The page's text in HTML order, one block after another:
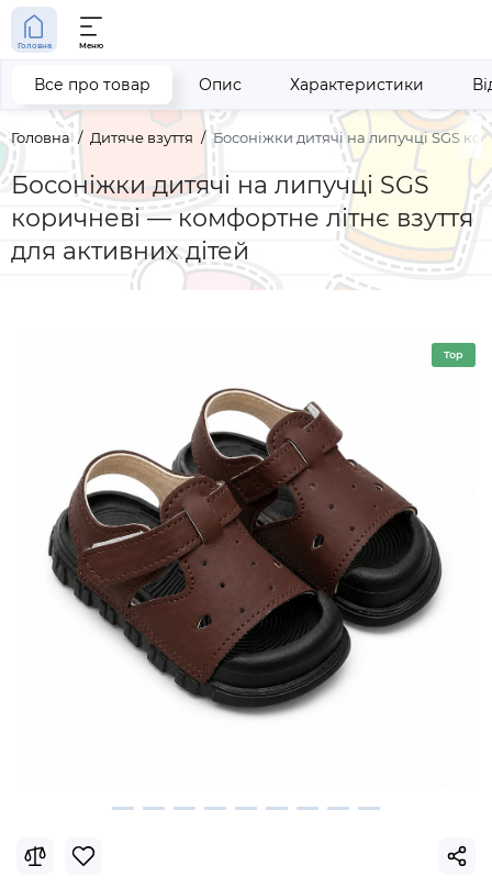
Головна Меню
Головна Дитяче взуття Босоніжки дитячі на липучці SGS
Босоніжки дитячі на липучці SGS
коричневі — комфортне літнє взуття
для активних дітей
Все про товар Опис Характеристики
Top